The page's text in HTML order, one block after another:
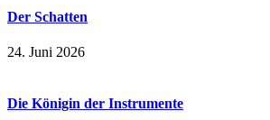
Der Schatten
24. Juni 2026
Die Königin der Instrumente